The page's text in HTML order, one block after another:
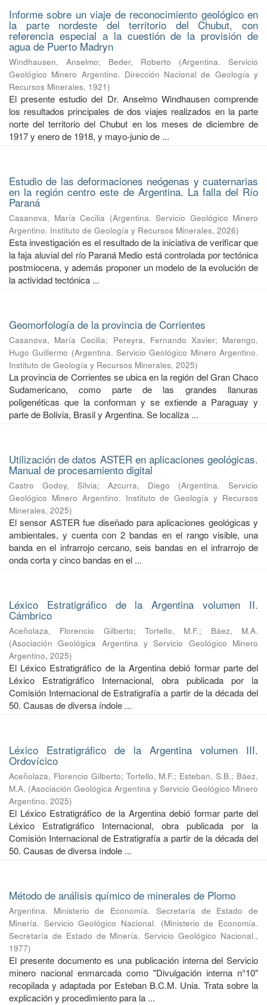
Informe sobre un viaje de reconocimiento geológico en
la parte nordeste del territorio del Chubut, con
referencia especial a la cuestión de la provisión de
agua de Puerto Madryn
Windhausen, Anselmo; Beder, Roberto (Argentina. Servicio
Geológico Minero Argentino. Dirección Nacional de Geología y
Recursos Minerales, 1921)
El presente estudio del Dr. Anselmo Windhausen comprende
los resultados principales de dos viajes realizados en la parte
norte del territorio del Chubut en los meses de diciembre de
1917 y enero de 1918, y mayo-junio de ...
Estudio de las deformaciones neógenas y cuaternarias
en la región centro este de Argentina. La falla del Río
Paraná
Casanova, María Cecilia (Argentina. Servicio Geológico Minero
Argentino. Instituto de Geología y Recursos Minerales, 2026)
Esta investigación es el resultado de la iniciativa de verificar que
la faja aluvial del río Paraná Medio está controlada por tectónica
postmiocena, y además proponer un modelo de la evolución de
la actividad tectónica ...
Geomorfología de la provincia de Corrientes
Casanova, María Cecilia; Pereyra, Fernando Xavier; Marengo,
Hugo Guillermo (Argentina. Servicio Geológico Minero Argentino.
Instituto de Geología y Recursos Minerales, 2025)
La provincia de Corrientes se ubica en la región del Gran Chaco
Sudamericano, como parte de las grandes llanuras
poligenéticas que la conforman y se extiende a Paraguay y
parte de Bolivia, Brasil y Argentina. Se localiza ...
Utilización de datos ASTER en aplicaciones geológicas.
Manual de procesamiento digital
Castro Godoy, Silvia; Azcurra, Diego (Argentina. Servicio
Geológico Minero Argentino. Instituto de Geología y Recursos
Minerales, 2025)
El sensor ASTER fue diseñado para aplicaciones geológicas y
ambientales, y cuenta con 2 bandas en el rango visible, una
banda en el infrarrojo cercano, seis bandas en el infrarrojo de
onda corta y cinco bandas en el ...
Léxico Estratigráfico de la Argentina volumen II.
Cámbrico
Aceñolaza, Florencio Gilberto;Tortello, M.F.; Báez, M.A.
(Asociación Geológica Argentina y Servicio Geológico Minero
Argentino, 2025)
El Léxico Estratigráfico de la Argentina debió formar parte del
Léxico Estratigráfico Internacional, obra publicada por la
Comisión Internacional de Estratigrafía a partir de la década del
50. Causas de diversa índole ...
Léxico Estratigráfico de la Argentina volumen III.
Ordovícico
Aceñolaza, Florencio Gilberto; Tortello, M.F.; Esteban, S.B.; Báez,
M.A. (Asociación Geológica Argentina y Servicio Geológico Minero
Argentino, 2025)
El Léxico Estratigráfico de la Argentina debió formar parte del
Léxico Estratigráfico Internacional, obra publicada por la
Comisión Internacional de Estratigrafía a partir de la década del
50. Causas de diversa índole ...
Método de análisis químico de minerales de Plomo
Argentina. Ministerio de Economía. Secretaría de Estado de
Minería. Servicio Geológico Nacional. (Ministerio de Economía.
Secretaría de Estado de Minería. Servicio Geológico Nacional.,
1977)
El presente documento es una publicación interna del Servicio
minero nacional enmarcada como "Divulgación interna n°10"
recopilada y adaptada por Esteban B.C.M. Unia. Trata sobre la
explicación y procedimiento para la ...